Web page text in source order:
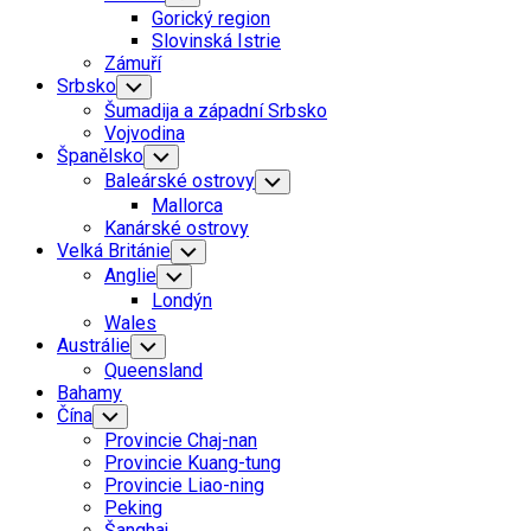
Child
Menu
Gorický region
Slovinská Istrie
Zámuří
Srbsko Toggle
Child
Menu
Šumadija a západní Srbsko
Vojvodina
Španělsko Toggle
Child
Menu
Baleárské ostrovy Toggle
Child
Mallorca
Kanárské ostrovy
Velká Británie Toggle
Child
Menu
Anglie Toggle
Child
Menu
Londýn
Wales
Austrálie Toggle
Child
Menu
Queensland
Bahamy
Čína Toggle
Child
Menu
Provincie Chaj-nan
Provincie Kuang-tung
Provincie Liao-ning
Peking